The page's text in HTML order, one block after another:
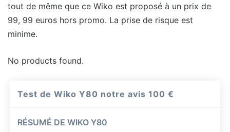
tout de même que ce Wiko est proposé à un prix de
99, 99 euros hors promo. La prise de risque est
minime.
No products found.
Test de Wiko Y80 notre avis100 €
RÉSUMÉ DE WIKO Y80